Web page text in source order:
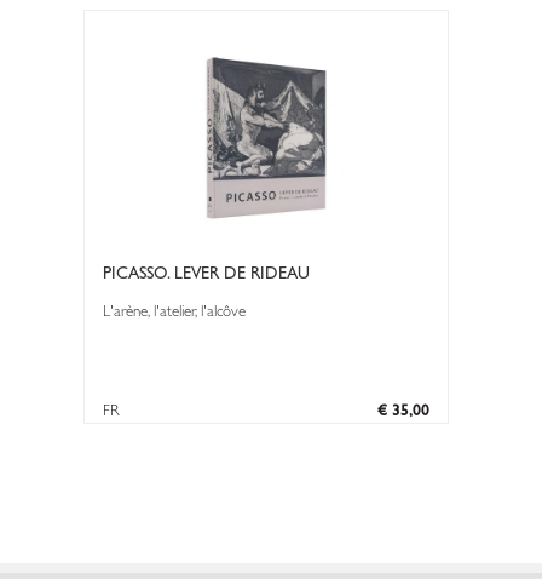
PICASSO. LEVER DE RIDEAU
L'arène, l'atelier, l'alcôve
€ 35,00
FR